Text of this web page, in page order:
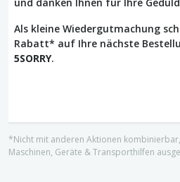
Als kleine Wiedergutmachung
Rabatt* auf Ihre nächste
5SORRY.
*Nicht mit anderen Aktionen
Maschinen, Geräte & Transporthilfen